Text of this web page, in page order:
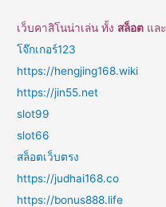
เว็บคาสิโนน่าเล่น ทั้ง สล็อต และ
โจ๊กเกอร์123
https://hengjing168.wiki
https://jin55.net
slot99
slot66
สล็อตเว็บตรง
https://judhai168.co
https://bonus888.life